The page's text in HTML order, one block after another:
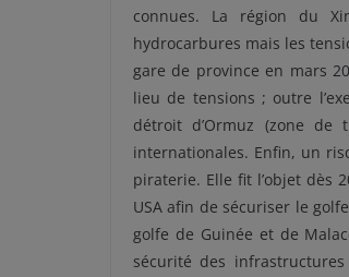
connues. La région du
hydrocarbures mais les
gare de province en mars
lieu de tensions ; outre
détroit d’Ormuz (zone de
internationales. Enfin, un
piraterie. Elle fit l’objet dès
USA afin de sécuriser le
golfe de Guinée et de
sécurité des